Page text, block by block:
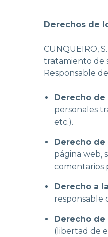
Derechos de
CUNQUEIRO,
tratamiento de
Responsable
Derecho de
personales
etc.).
Derecho
página web,
comentarios
Derecho a
responsable
Derecho de
(libertad de